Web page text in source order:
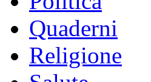
Quaderni
Religione